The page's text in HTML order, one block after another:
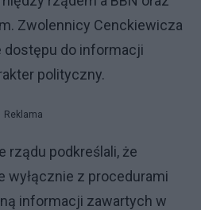
Zwolennicy Cenckiewicza
do informacji
polityczny.
Reklama
rządu podkreślali, że
wyłącznie z procedurami
informacji zawartych w